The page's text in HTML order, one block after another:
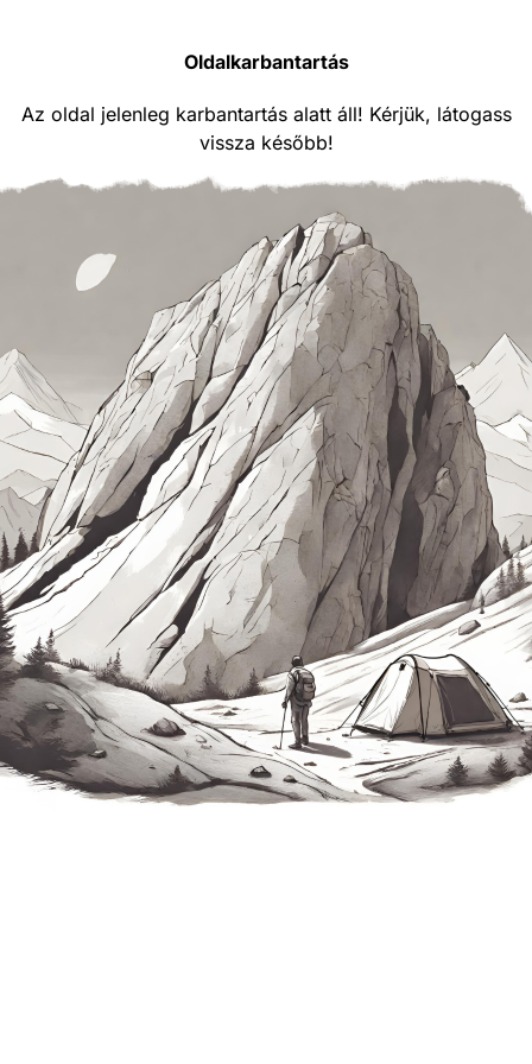
Oldalkarbantartás
Az oldal jelenleg karbantartás alatt áll! Kérjük, látogass
vissza később!